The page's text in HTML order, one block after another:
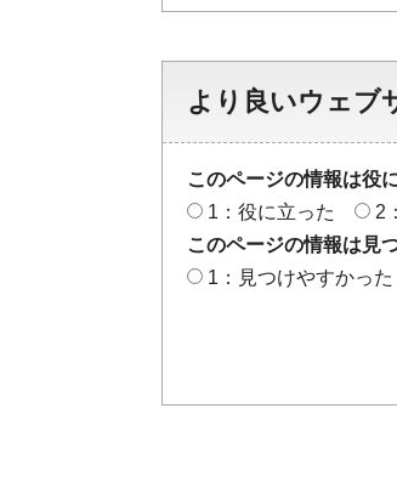
より良いウェブ
このページの情報は役
1：役に立った
2
このページの情報は見
1：見つけやすかった